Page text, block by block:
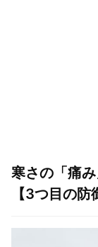
寒さの「痛
【3つ目の防